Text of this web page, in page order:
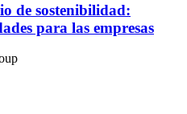
de sostenibilidad:
para las empresas